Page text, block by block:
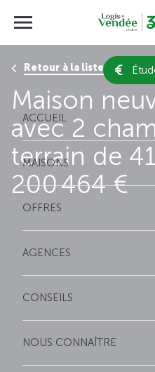
ACCUEIL
MAISONS
OFFRES
AGENCES
CONSEILS
NOUS CONNAÎTRE
Retour à la liste des
Maison
avec 2
terrain de
200 464 €